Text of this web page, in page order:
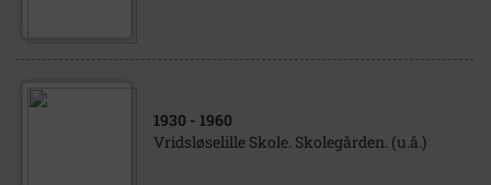
1930 - 1960
Vridsløselille Skole. Skolegården. (u.å.)